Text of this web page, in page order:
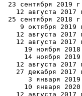
23 сентября
12 августа 2017
25 сентября
9 октября 2019
12 августа 2017
12 августа 2017
19 ноября
14 ноября
12 августа 2017
27 декабря 2017
3 января
10 января
12 августа 2017